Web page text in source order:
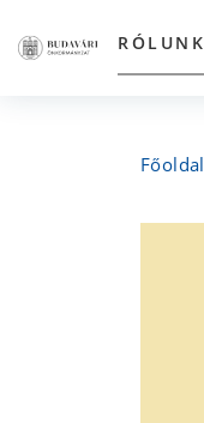
RÓLUNK
Főoldal